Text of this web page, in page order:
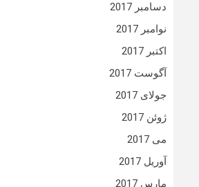
دسامبر 2017
نوامبر 2017
اکتبر 2017
آگوست 2017
جولای 2017
ژوئن 2017
می 2017
آوریل 2017
مارس 2017